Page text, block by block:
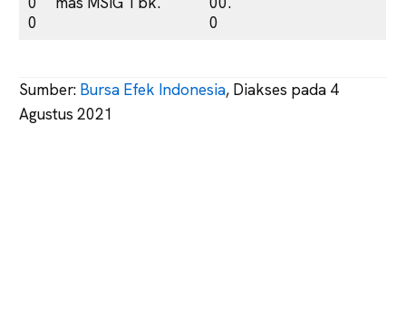
0
0
Sumber: Bursa Efek Indonesia, Diakses pada 4
Agustus 2021